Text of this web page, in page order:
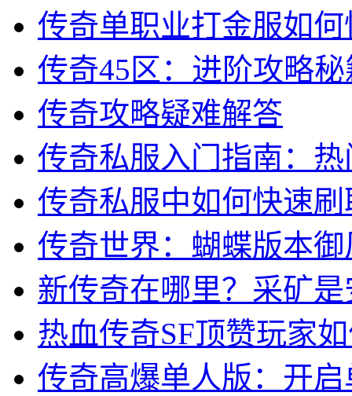
传奇单职业打金服如
传奇45区：进阶攻略
传奇攻略疑难解答
传奇私服入门指南：
传奇私服中如何快速
传奇世界：蝴蝶版本
新传奇在哪里？采矿
热血传奇SF顶赞玩家
传奇高爆单人版：开